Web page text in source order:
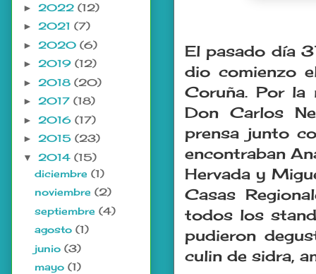
El pasado día
dio comienzo
Coruña. Por la
Don Carlos
prensa junto
encontraban
Hervada y
Casas
todos los
pudieron
culin de sidra,
► 2022 (12)
► 2021 (7)
► 2020 (6)
► 2019 (12)
► 2018 (20)
► 2017 (18)
► 2016 (17)
► 2015 (23)
▼ 2014 (15)
diciembre (1)
noviembre (2)
septiembre (4)
agosto (1)
junio (3)
mayo (1)